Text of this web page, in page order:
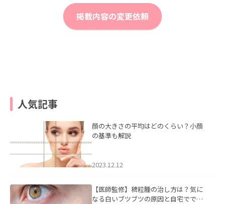
掲載内容の変更依頼
人気記事
顔の大きさの平均はどのくらい？小顔
の基準も解説
2023.12.12
【医師監修】稗粒腫の治し方は？気に
なる白いブツブツの原因と自宅ででき